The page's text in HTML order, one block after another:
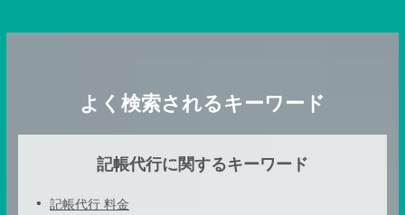
よく検索されるキーワード
記帳代行に関するキーワード
記帳代行 料金